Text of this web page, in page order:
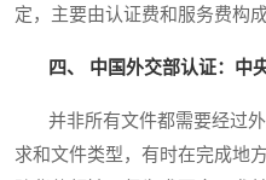
定，主要由认证费和服务费构成
四、 中国外交部认证：中
并非所有文件都需要经过外
求和文件类型，有时在完成地